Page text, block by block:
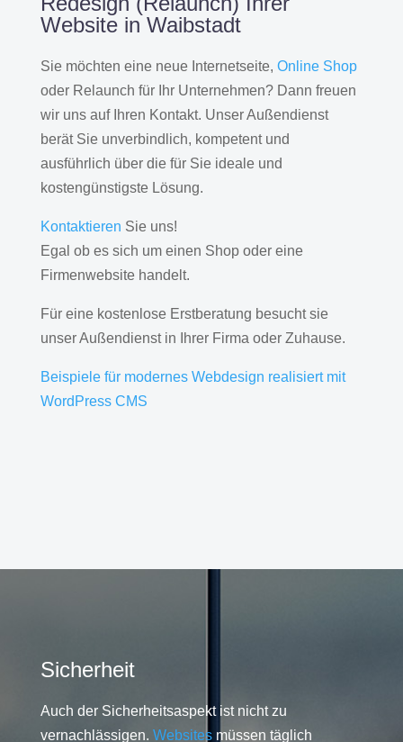
Website in Waibstadt
Sie möchten eine neue Internetseite, Online Shop
oder Relaunch für Ihr Unternehmen? Dann freuen
wir uns auf Ihren Kontakt. Unser Außendienst
berät Sie unverbindlich, kompetent und
ausführlich über die für Sie ideale und
kostengünstigste Lösung.
Kontaktieren Sie uns!
Egal ob es sich um einen Shop oder eine
Firmenwebsite handelt.
Für eine kostenlose Erstberatung besucht sie
unser Außendienst in Ihrer Firma oder Zuhause.
Beispiele für modernes Webdesign realisiert mit
WordPress CMS
Sicherheit
Auch der Sicherheitsaspekt ist nicht zu
vernachlässigen. Websitesmüssen täglich